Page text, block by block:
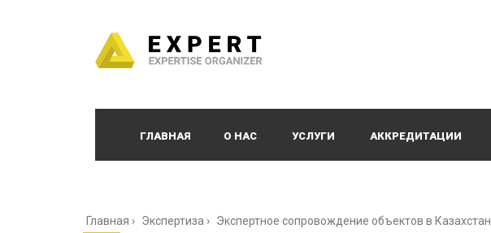
ГЛАВНАЯ О НАС УСЛУГИ АККРЕДИТАЦИИ
Главная › Экспертиза › Экспертное сопровождение объектов в Казахстан